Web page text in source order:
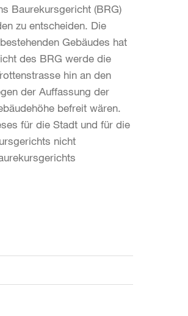
Baurekursgericht (BRG)
zu entscheiden. Die
Gebäudes hat
des BRG werde die
hin an den
der Auffassung der
befreit wären.
für die Stadt und für die
nicht